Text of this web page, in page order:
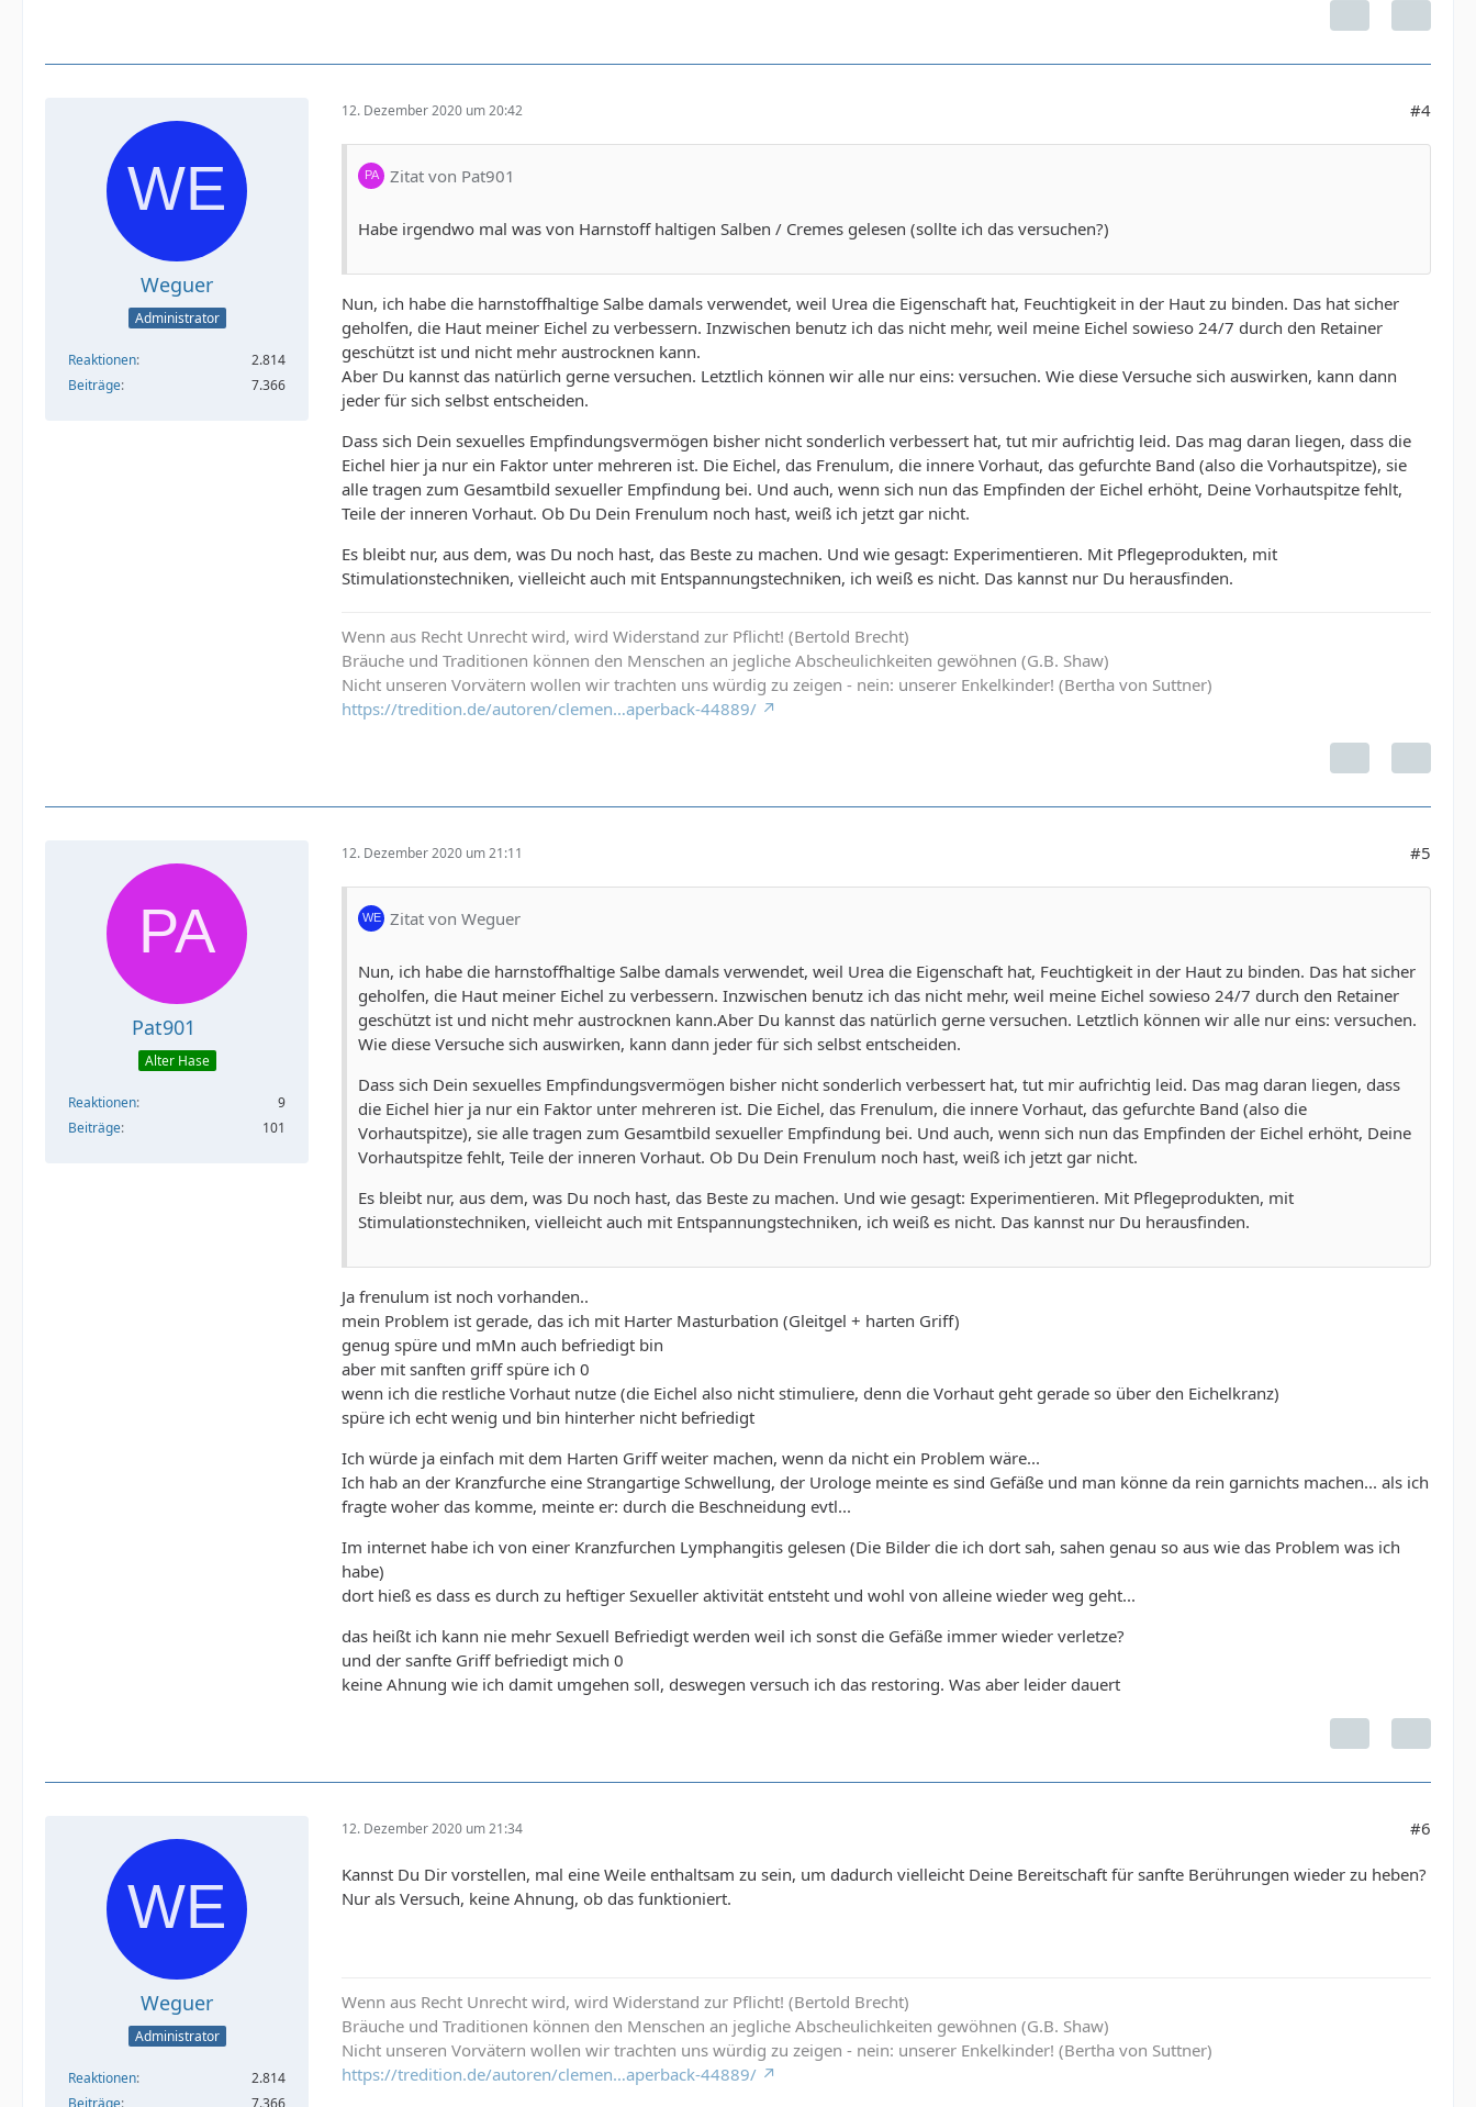
Weguer
Administrator
Reaktionen
2.814
Beiträge
7.366
12. Dezember 2020 um 20:42 #4
Zitat von Pat901
Habe irgendwo mal was von Harnstoff haltigen Salben / Cremes gelesen (sollte ich das versuchen?)
Nun, ich habe die harnstoffhaltige Salbe damals verwendet, weil Urea die Eigenschaft hat, Feuchtigkeit in der Haut zu binden. Das hat sicher
geholfen, die Haut meiner Eichel zu verbessern. Inzwischen benutz ich das nicht mehr, weil meine Eichel sowieso 24/7 durch den Retainer
geschützt ist und nicht mehr austrocknen kann.
Aber Du kannst das natürlich gerne versuchen. Letztlich können wir alle nur eins: versuchen. Wie diese Versuche sich auswirken, kann dann
jeder für sich selbst entscheiden.
Dass sich Dein sexuelles Empfindungsvermögen bisher nicht sonderlich verbessert hat, tut mir aufrichtig leid. Das mag daran liegen, dass die
Eichel hier ja nur ein Faktor unter mehreren ist. Die Eichel, das Frenulum, die innere Vorhaut, das gefurchte Band (also die Vorhautspitze), sie
alle tragen zum Gesamtbild sexueller Empfindung bei. Und auch, wenn sich nun das Empfinden der Eichel erhöht, Deine Vorhautspitze fehlt,
Teile der inneren Vorhaut. Ob Du Dein Frenulum noch hast, weiß ich jetzt gar nicht.
Es bleibt nur, aus dem, was Du noch hast, das Beste zu machen. Und wie gesagt: Experimentieren. Mit Pflegeprodukten, mit
Stimulationstechniken, vielleicht auch mit Entspannungstechniken, ich weiß es nicht. Das kannst nur Du herausfinden.
Wenn aus Recht Unrecht wird, wird Widerstand zur Pflicht! (Bertold Brecht)
Bräuche und Traditionen können den Menschen an jegliche Abscheulichkeiten gewöhnen (G.B. Shaw)
Nicht unseren Vorvätern wollen wir trachten uns würdig zu zeigen - nein: unserer Enkelkinder! (Bertha von Suttner)
https://tredition.de/autoren/clemen…aperback-44889/
Pat901
Alter Hase
Reaktionen
9
Beiträge
101
12. Dezember 2020 um 21:11 #5
Zitat von Weguer
Nun, ich habe die harnstoffhaltige Salbe damals verwendet, weil Urea die Eigenschaft hat, Feuchtigkeit in der Haut zu binden. Das hat sicher
geholfen, die Haut meiner Eichel zu verbessern. Inzwischen benutz ich das nicht mehr, weil meine Eichel sowieso 24/7 durch den Retainer
geschützt ist und nicht mehr austrocknen kann.Aber Du kannst das natürlich gerne versuchen. Letztlich können wir alle nur eins: versuchen.
Wie diese Versuche sich auswirken, kann dann jeder für sich selbst entscheiden.
Dass sich Dein sexuelles Empfindungsvermögen bisher nicht sonderlich verbessert hat, tut mir aufrichtig leid. Das mag daran liegen, dass
die Eichel hier ja nur ein Faktor unter mehreren ist. Die Eichel, das Frenulum, die innere Vorhaut, das gefurchte Band (also die
Vorhautspitze), sie alle tragen zum Gesamtbild sexueller Empfindung bei. Und auch, wenn sich nun das Empfinden der Eichel erhöht, Deine
Vorhautspitze fehlt, Teile der inneren Vorhaut. Ob Du Dein Frenulum noch hast, weiß ich jetzt gar nicht.
Es bleibt nur, aus dem, was Du noch hast, das Beste zu machen. Und wie gesagt: Experimentieren. Mit Pflegeprodukten, mit
Stimulationstechniken, vielleicht auch mit Entspannungstechniken, ich weiß es nicht. Das kannst nur Du herausfinden.
Ja frenulum ist noch vorhanden..
mein Problem ist gerade, das ich mit Harter Masturbation (Gleitgel + harten Griff)
genug spüre und mMn auch befriedigt bin
aber mit sanften griff spüre ich 0
wenn ich die restliche Vorhaut nutze (die Eichel also nicht stimuliere, denn die Vorhaut geht gerade so über den Eichelkranz)
spüre ich echt wenig und bin hinterher nicht befriedigt
Ich würde ja einfach mit dem Harten Griff weiter machen, wenn da nicht ein Problem wäre...
Ich hab an der Kranzfurche eine Strangartige Schwellung, der Urologe meinte es sind Gefäße und man könne da rein garnichts machen... als ich
fragte woher das komme, meinte er: durch die Beschneidung evtl...
Im internet habe ich von einer Kranzfurchen Lymphangitis gelesen (Die Bilder die ich dort sah, sahen genau so aus wie das Problem was ich
habe)
dort hieß es dass es durch zu heftiger Sexueller aktivität entsteht und wohl von alleine wieder weg geht...
das heißt ich kann nie mehr Sexuell Befriedigt werden weil ich sonst die Gefäße immer wieder verletze?
und der sanfte Griff befriedigt mich 0
keine Ahnung wie ich damit umgehen soll, deswegen versuch ich das restoring. Was aber leider dauert
Weguer
Administrator
Reaktionen
2.814
Beiträge
7.366
12. Dezember 2020 um 21:34 #6
Kannst Du Dir vorstellen, mal eine Weile enthaltsam zu sein, um dadurch vielleicht Deine Bereitschaft für sanfte Berührungen wieder zu heben?
Nur als Versuch, keine Ahnung, ob das funktioniert.
Wenn aus Recht Unrecht wird, wird Widerstand zur Pflicht! (Bertold Brecht)
Bräuche und Traditionen können den Menschen an jegliche Abscheulichkeiten gewöhnen (G.B. Shaw)
Nicht unseren Vorvätern wollen wir trachten uns würdig zu zeigen - nein: unserer Enkelkinder! (Bertha von Suttner)
https://tredition.de/autoren/clemen…aperback-44889/